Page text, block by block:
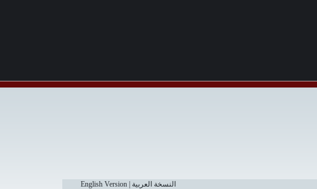
النسخة العربية English Version